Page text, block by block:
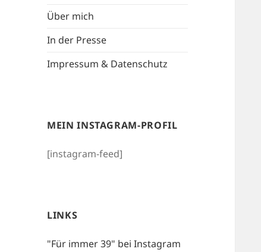
Über mich
In der Presse
Impressum & Datenschutz
MEIN INSTAGRAM-PROFIL
[instagram-feed]
LINKS
"Für immer 39" bei Instagram